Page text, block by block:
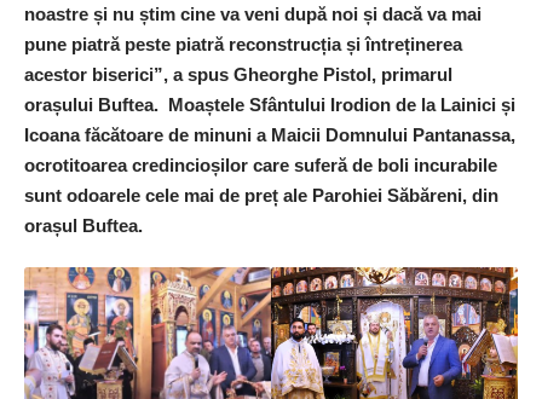
noastre și nu știm cine va veni după noi și dacă va mai
pune piatră peste piatră reconstrucția și întreținerea
acestor biserici”, a spus Gheorghe Pistol, primarul
orașului Buftea. Moaștele Sfântului Irodion de la Lainici și
Icoana făcătoare de minuni a Maicii Domnului Pantanassa,
ocrotitoarea credincioșilor care suferă de boli incurabile
sunt odoarele cele mai de preț ale Parohiei Săbăreni, din
orașul Buftea.